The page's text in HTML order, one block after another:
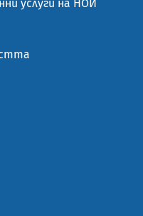
услуги на НОИ